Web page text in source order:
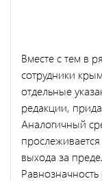
Вместе с тем в
сотрудники
отдельные
редакции,
Аналогичный
выхода за